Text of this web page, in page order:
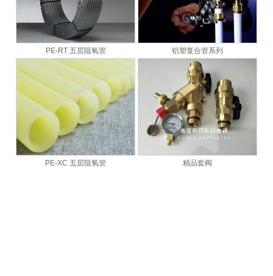
PE-RT 五层阻氧管 铝塑复合管系列
PE-XC 五层阻氧管 精品套阀